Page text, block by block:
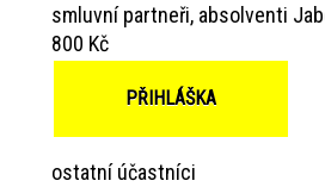
smluvní partneři, absolventi
800 Kč
PŘIHLÁŠKA
ostatní účastníci